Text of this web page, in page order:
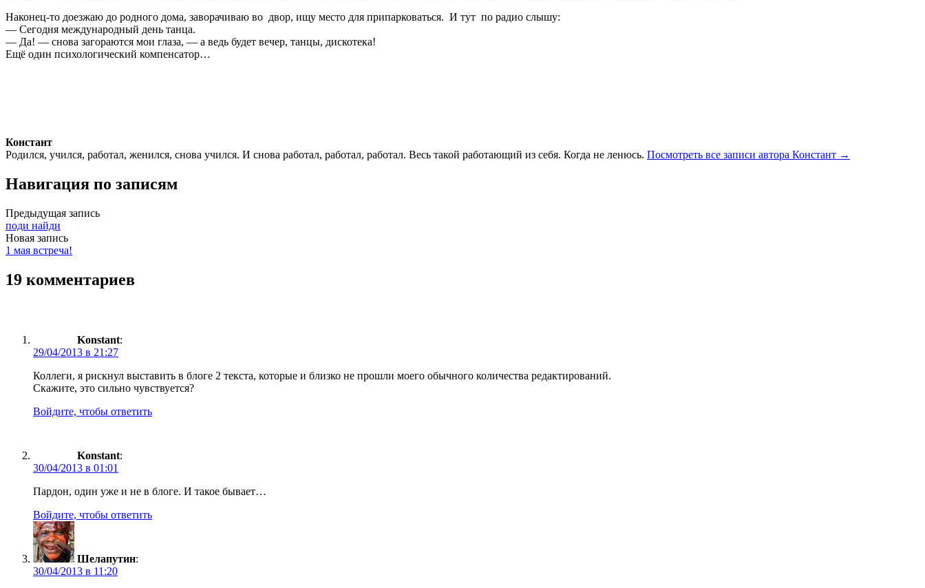
Наконец-то доезжаю до родного дома, заворачиваю во двор, ищу место для припарковаться. И тут по радио слышу:
— Сегодня международный день танца.
— Да! — снова загораются мои глаза, — а ведь будет вечер, танцы, дискотека!
Ещё один психологический компенсатор…
Констант
Родился, учился, работал, женился, снова учился. И снова работал, работал, работал. Весь такой работающий из себя. Когда не ленюсь. Посмотреть все записи автора Констант →
Навигация по записям
Предыдущая запись
поди найди
Новая запись
1 мая встреча!
19 комментариев
Konstant:
29/04/2013 в 21:27
Коллеги, я рискнул выставить в блоге 2 текста, которые и близко не прошли моего обычного количества редактирований.
Скажите, это сильно чувствуется?
Войдите, чтобы ответить
Konstant:
30/04/2013 в 01:01
Пардон, один уже и не в блоге. И такое бывает…
Войдите, чтобы ответить
Шелапутин:
30/04/2013 в 11:20